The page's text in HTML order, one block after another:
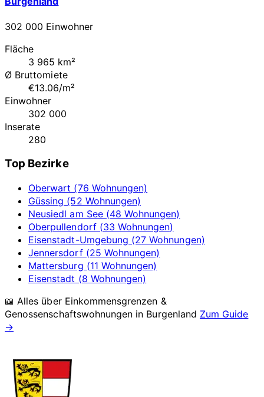
302 000 Einwohner
Fläche
3 965 km²
Ø Bruttomiete
€13.06/m²
Einwohner
302 000
Inserate
280
Top Bezirke
Oberwart (76 Wohnungen)
Güssing (52 Wohnungen)
Neusiedl am See (48 Wohnungen)
Oberpullendorf (33 Wohnungen)
Eisenstadt-Umgebung (27 Wohnungen)
Jennersdorf (25 Wohnungen)
Mattersburg (11 Wohnungen)
Eisenstadt (8 Wohnungen)
📖 Alles über Einkommensgrenzen &
Genossenschaftswohnungen in Burgenland Zum Guide
→